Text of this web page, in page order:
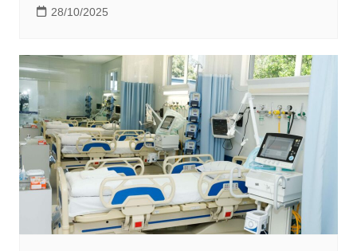
28/10/2025